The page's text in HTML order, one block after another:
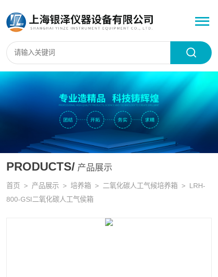
PRODUCTS/ 产品展示
首页 > 产品展示 >培养箱 > 二氧化碳人工气候培养箱 > LRH-
800-GSI二氧化碳人工气侯箱